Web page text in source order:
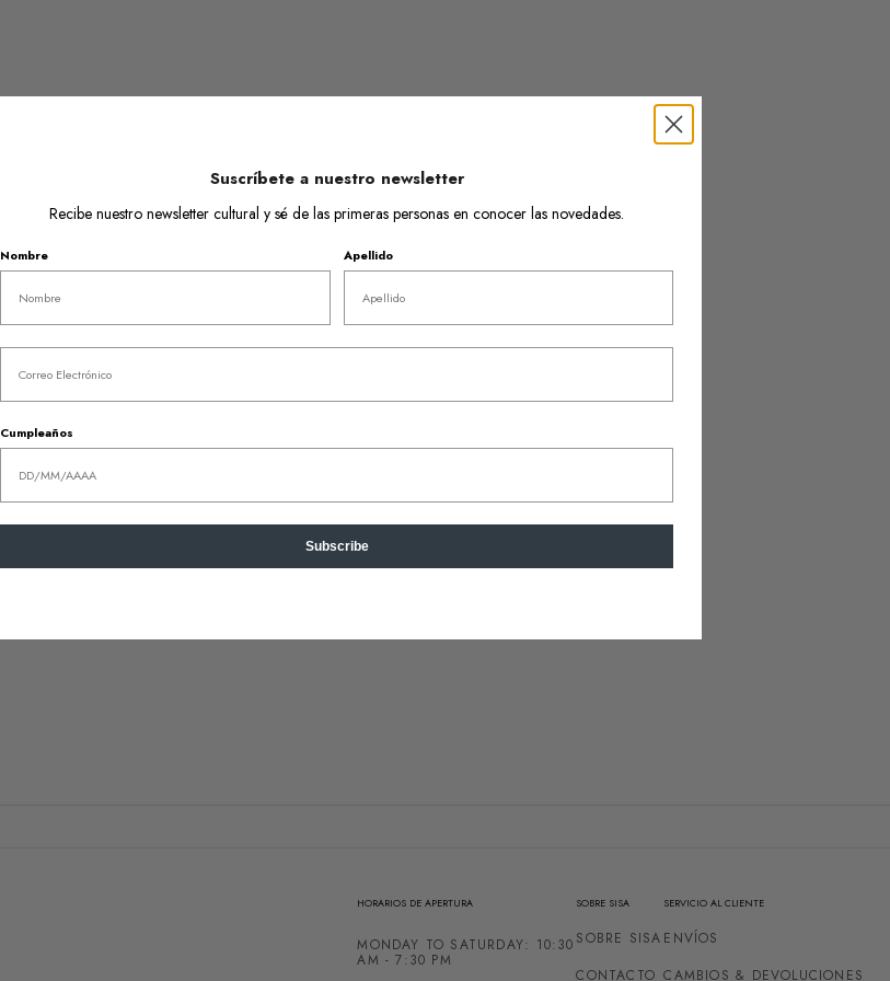
HORARIOS DE APERTURA
MONDAY TO SATURDAY: 10:30
AM - 7:30 PM
SOBRE SISA
SOBRE SISA
CONTACTO
SERVICIO AL CLIENTE
ENVÍOS
CAMBIOS & DEVOLUCIONES
Suscríbete a nuestro newsletter
Recibe nuestro newsletter cultural y sé de las primeras personas en conocer las novedades.
Nombre Apellido
Email
Cumpleaños
Subscribe